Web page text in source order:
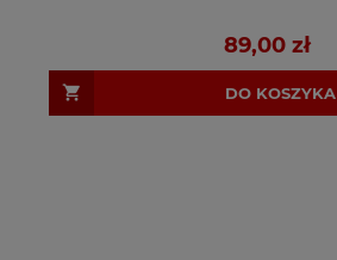
89,00 zł
DO KOSZYKA